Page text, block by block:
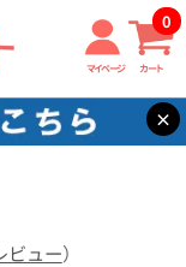
マイページ カート
0
×
【誕生日フラワー
ビュー）